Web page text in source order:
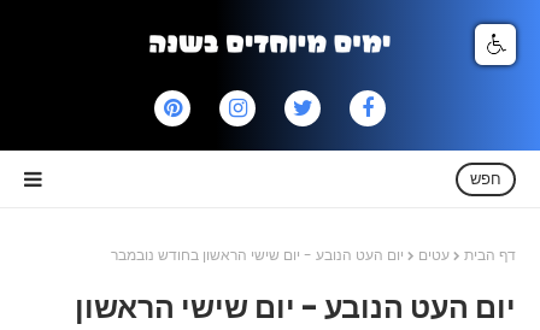
חפש
דף הבית עטים יום העט הנובע - יום שישי הראשון בחודש נובמבר
יום העט הנובע - יום שישי הראשון